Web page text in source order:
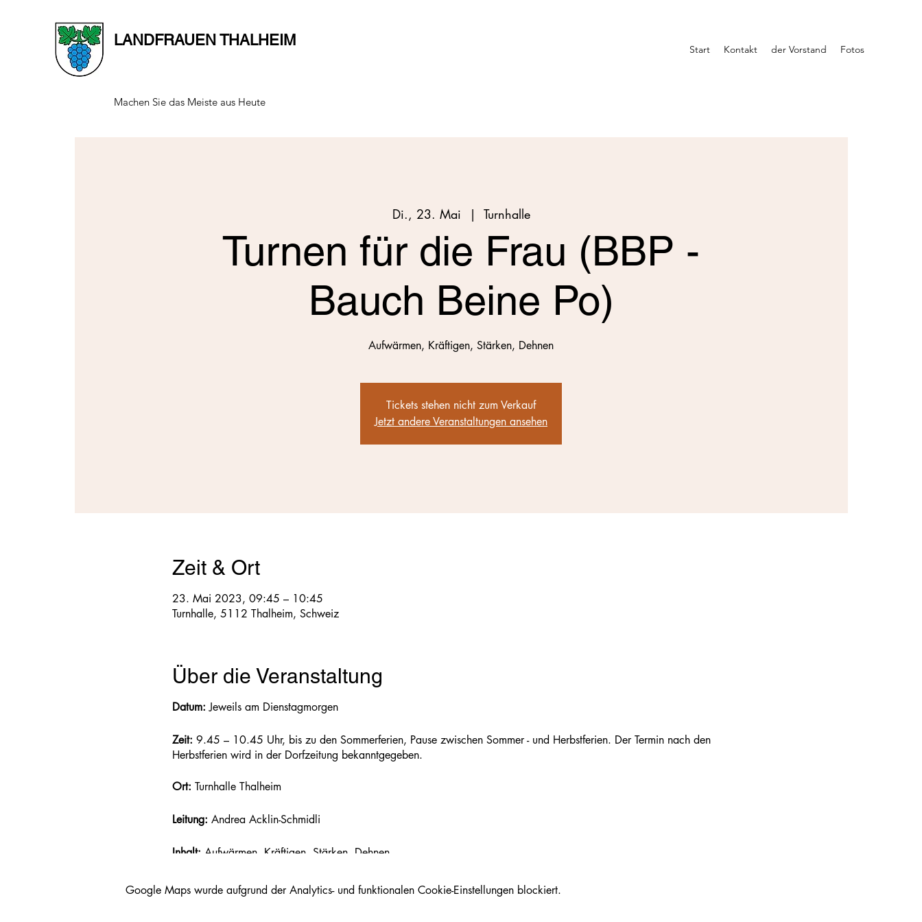
LANDFRAUEN THALHEIM
Machen Sie das Meiste aus Heute
Start Kontakt der Vorstand Fotos
Di., 23. Mai
  |
Turnhalle
Turnen für die Frau (BBP -
Bauch Beine Po)
Aufwärmen, Kräftigen, Stärken, Dehnen
Tickets stehen nicht zum Verkauf
Jetzt andere Veranstaltungen ansehen
Zeit & Ort
23. Mai 2023, 09:45 – 10:45
Turnhalle, 5112 Thalheim, Schweiz
Über die Veranstaltung
Datum: Jeweils am Dienstagmorgen
Zeit: 9.45 – 10.45 Uhr, bis zu den Sommerferien, Pause zwischen Sommer - und Herbstferien. Der Termin nach den
Herbstferien wird in der Dorfzeitung bekanntgegeben.
Ort: Turnhalle Thalheim
Leitung: Andrea Acklin-Schmidli
Inhalt: Aufwärmen, Kräftigen, Stärken, Dehnen
Kosten:CHF 8.00 pro Lektion
Google Maps wurde aufgrund der Analytics- und funktionalen Cookie-Einstellungen blockiert.